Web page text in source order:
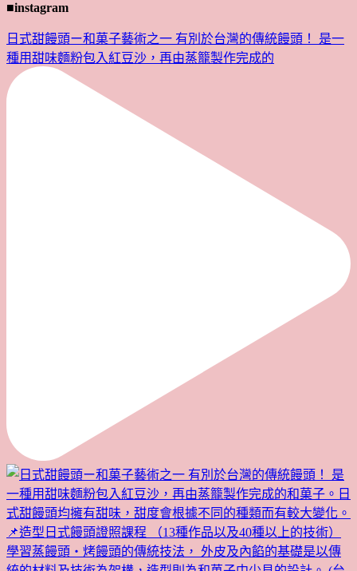
■instagram
日式甜饅頭ー和菓子藝術之一 有別於台灣的傳統饅頭！ 是一
種用甜味麵粉包入紅豆沙，再由蒸籠製作完成的